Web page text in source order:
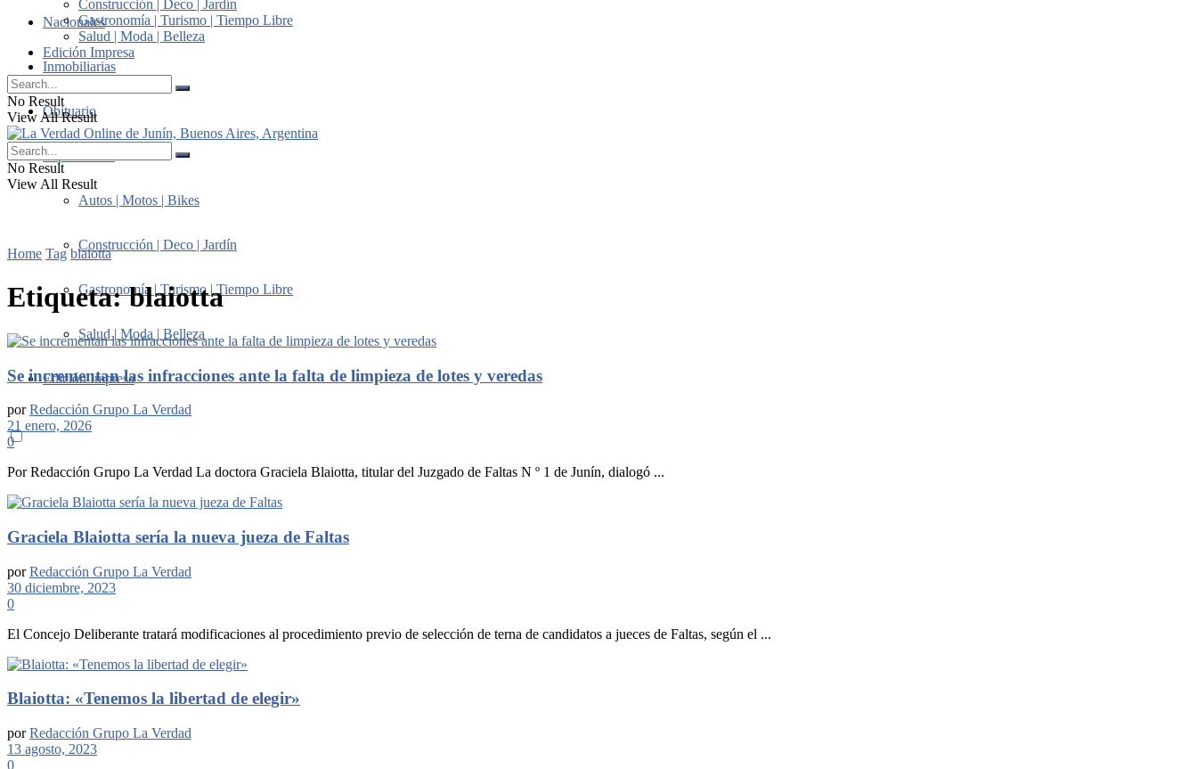
Nacionales
Inmobiliarias
Obituario
Suplementos
Autos | Motos | Bikes
Construcción | Deco | Jardín
Gastronomía | Turismo | Tiempo Libre
Salud | Moda | Belleza
Edición Impresa
Construcción | Deco | Jardín
Gastronomía | Turismo | Tiempo Libre
Salud | Moda | Belleza
Edición Impresa
No Result
View All Result
No Result
View All Result
Home Tag blaiotta
Etiqueta:blaiotta
Se incrementan las infracciones ante la falta de limpieza de lotes y veredas
por Redacción Grupo La Verdad
21 enero, 2026
0
Por Redacción Grupo La Verdad La doctora Graciela Blaiotta, titular del Juzgado de Faltas N º 1 de Junín, dialogó ...
Graciela Blaiotta sería la nueva jueza de Faltas
por Redacción Grupo La Verdad
30 diciembre, 2023
0
El Concejo Deliberante tratará modificaciones al procedimiento previo de selección de terna de candidatos a jueces de Faltas, según el ...
Blaiotta: «Tenemos la libertad de elegir»
por Redacción Grupo La Verdad
13 agosto, 2023
0